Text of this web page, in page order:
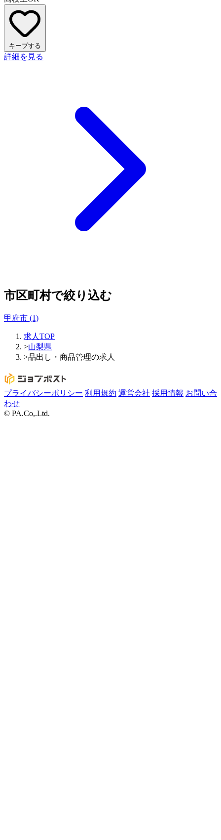
キープする
詳細を見る
市区町村で絞り込む
甲府市 (1)
求人TOP
>山梨県
>品出し・商品管理の求人
プライバシーポリシー 利用規約 運営会社 採用情報 お問い合
わせ
© PA.Co,.Ltd.